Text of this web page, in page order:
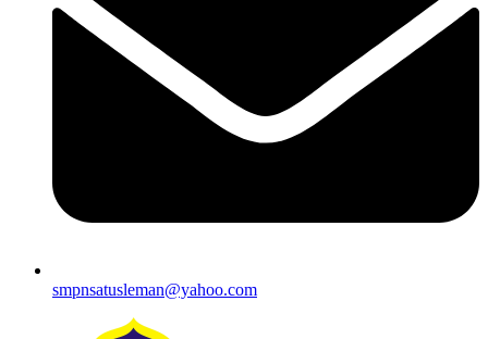
smpnsatusleman@yahoo.com